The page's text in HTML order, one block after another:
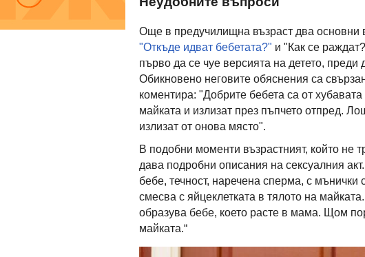
Още в предучилищна възраст два основни
"Откъде идват бебетата?" и "Как се
първо да се чуе версията на детето, преди
Обикновено неговите обяснения са
коментира: "Добрите бебета са от
майката и излизат през пъпчето отпред.
излизат от онова място".
В подобни моменти възрастният, който не
дава подробни описания на сексуалния
бебе, течност, наречена сперма, с мънички
смесва с яйцеклетката в тялото на
образува бебе, което расте в мама. Щом
майката.“